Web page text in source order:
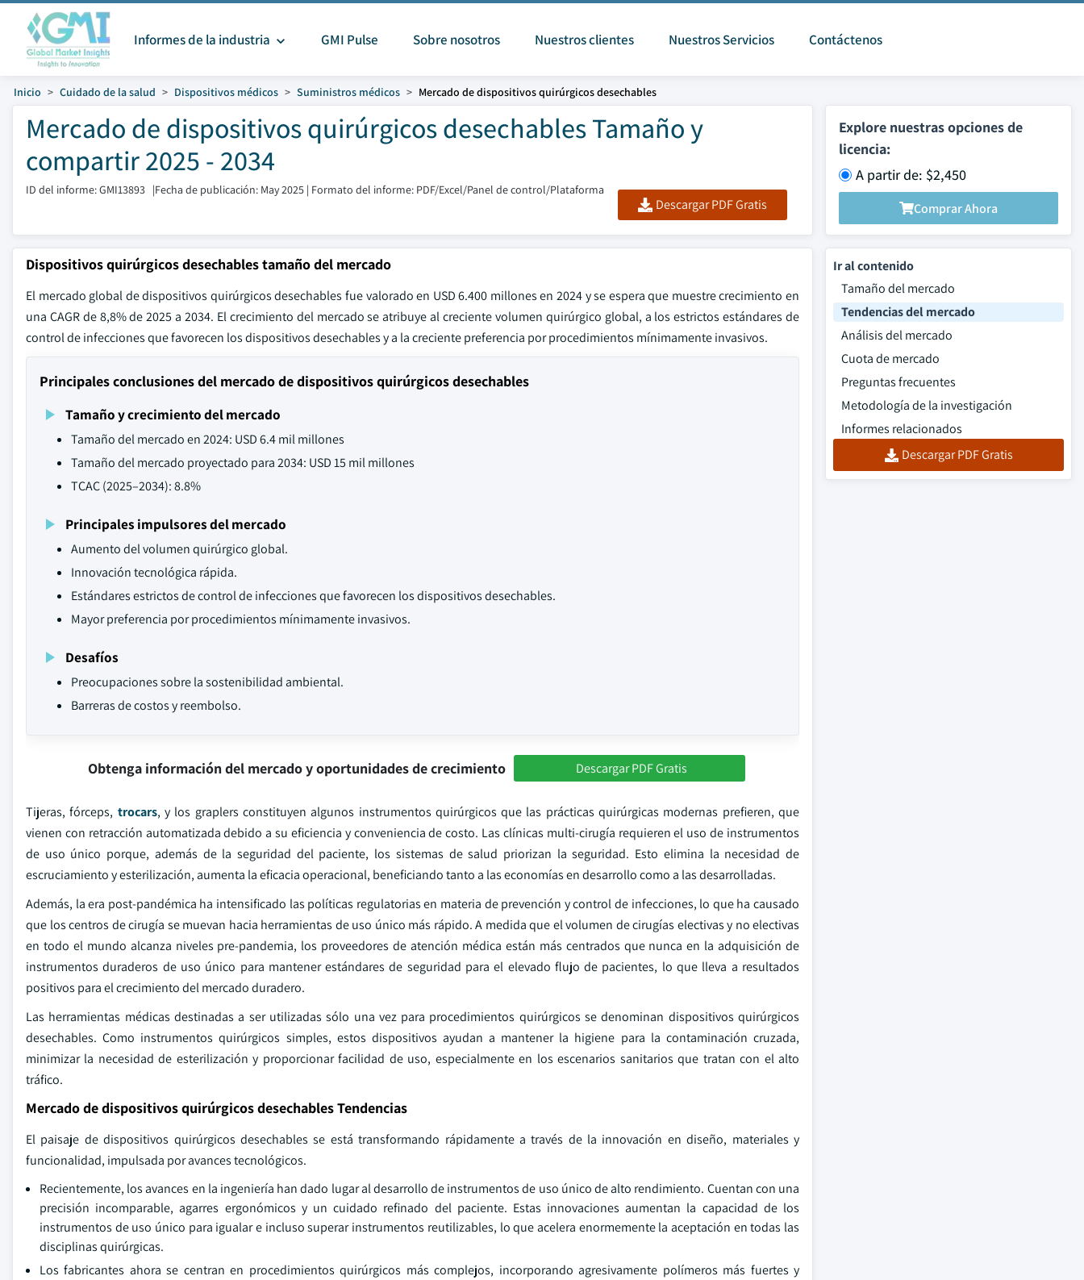
Informes de la industria GMI Pulse Sobre nosotros Nuestros clientes Nuestros Servicios Contáctenos
Inicio Cuidado de la salud Dispositivos médicos Suministros médicos Mercado de dispositivos quirúrgicos desechables
Mercado de dispositivos quirúrgicos desechables Tamaño y
compartir 2025 - 2034
ID del informe: GMI13893 |Fecha de publicación: May 2025 | Formato del informe: PDF/Excel/Panel de control/Plataforma
Descargar PDF Gratis
Explore nuestras opciones de
licencia:
A partir de: $2,450
Comprar Ahora
Dispositivos quirúrgicos desechables tamaño del mercado
El mercado global de dispositivos quirúrgicos desechables fue valorado en USD 6.400 millones en 2024 y se espera que muestre crecimiento en
una CAGR de 8,8% de 2025 a 2034. El crecimiento del mercado se atribuye al creciente volumen quirúrgico global, a los estrictos estándares de
control de infecciones que favorecen los dispositivos desechables y a la creciente preferencia por procedimientos mínimamente invasivos.
Principales conclusiones del mercado de dispositivos quirúrgicos desechables
Tamaño y crecimiento del mercado
Tamaño del mercado en 2024: USD 6.4 mil millones
Tamaño del mercado proyectado para 2034: USD 15 mil millones
TCAC (2025–2034): 8.8%
Principales impulsores del mercado
Aumento del volumen quirúrgico global.
Innovación tecnológica rápida.
Estándares estrictos de control de infecciones que favorecen los dispositivos desechables.
Mayor preferencia por procedimientos mínimamente invasivos.
Desafíos
Preocupaciones sobre la sostenibilidad ambiental.
Barreras de costos y reembolso.
Obtenga información del mercado y oportunidades de crecimiento Descargar PDF Gratis
Tijeras, fórceps, trocars, y los graplers constituyen algunos instrumentos quirúrgicos que las prácticas quirúrgicas modernas prefieren, que
vienen con retracción automatizada debido a su eficiencia y conveniencia de costo. Las clínicas multi-cirugía requieren el uso de instrumentos
de uso único porque, además de la seguridad del paciente, los sistemas de salud priorizan la seguridad. Esto elimina la necesidad de
escruciamiento y esterilización, aumenta la eficacia operacional, beneficiando tanto a las economías en desarrollo como a las desarrolladas.
Además, la era post-pandémica ha intensificado las políticas regulatorias en materia de prevención y control de infecciones, lo que ha causado
que los centros de cirugía se muevan hacia herramientas de uso único más rápido. A medida que el volumen de cirugías electivas y no electivas
en todo el mundo alcanza niveles pre-pandemia, los proveedores de atención médica están más centrados que nunca en la adquisición de
instrumentos duraderos de uso único para mantener estándares de seguridad para el elevado flujo de pacientes, lo que lleva a resultados
positivos para el crecimiento del mercado duradero.
Las herramientas médicas destinadas a ser utilizadas sólo una vez para procedimientos quirúrgicos se denominan dispositivos quirúrgicos
desechables. Como instrumentos quirúrgicos simples, estos dispositivos ayudan a mantener la higiene para la contaminación cruzada,
minimizar la necesidad de esterilización y proporcionar facilidad de uso, especialmente en los escenarios sanitarios que tratan con el alto
tráfico.
Mercado de dispositivos quirúrgicos desechables Tendencias
El paisaje de dispositivos quirúrgicos desechables se está transformando rápidamente a través de la innovación en diseño, materiales y
funcionalidad, impulsada por avances tecnológicos.
Recientemente, los avances en la ingeniería han dado lugar al desarrollo de instrumentos de uso único de alto rendimiento. Cuentan con una
precisión incomparable, agarres ergonómicos y un cuidado refinado del paciente. Estas innovaciones aumentan la capacidad de los
instrumentos de uso único para igualar e incluso superar instrumentos reutilizables, lo que acelera enormemente la aceptación en todas las
disciplinas quirúrgicas.
Los fabricantes ahora se centran en procedimientos quirúrgicos más complejos, incorporando agresivamente polímeros más fuertes y
Ir al contenido
Tamaño del mercado
Tendencias del mercado
Análisis del mercado
Cuota de mercado
Preguntas frecuentes
Metodología de la investigación
Informes relacionados
Descargar PDF Gratis